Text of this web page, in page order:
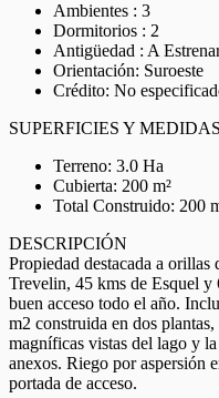
Ambientes : 3
Dormitorios : 2
Antigüedad : A
Orientación: Suroeste
Crédito: No
SUPERFICIES Y MEDIDAS
Terreno: 3.0 Ha
Cubierta: 200 m²
Total Construido: 200
DESCRIPCIÓN
Propiedad destacada a
Trevelin, 45 kms de Esquel y
buen acceso todo el año.
m2 construida en dos
magníficas vistas del lago y
anexos. Riego por aspersión
portada de acceso.